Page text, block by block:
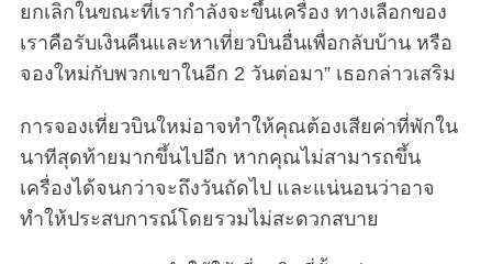
ยกเลิกในขณะที่เรากำลังจะขึ้นเครื่อง ทางเลือกของ
เราคือรับเงินคืนและหาเที่ยวบินอื่นเพื่อกลับบ้าน หรือ
จองใหม่กับพวกเขาในอีก 2 วันต่อมา” เธอกล่าวเสริม
การจองเที่ยวบินใหม่อาจทำให้คุณต้องเสียค่าที่พักใน
นาทีสุดท้ายมากขึ้นไปอีก หากคุณไม่สามารถขึ้น
เครื่องได้จนกว่าจะถึงวันถัดไป และแน่นอนว่าอาจ
ทำให้ประสบการณ์โดยรวมไม่สะดวกสบาย